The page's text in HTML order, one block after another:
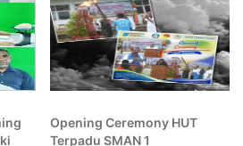
Opening Ceremony HUT
Terpadu SMAN 1